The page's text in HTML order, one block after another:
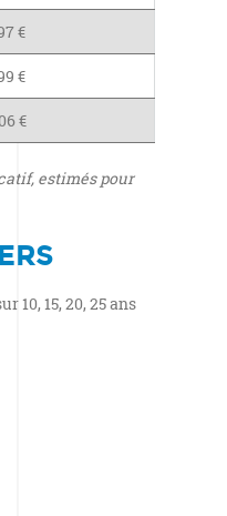
€
€
€
estimés pour
10, 15, 20, 25 ans